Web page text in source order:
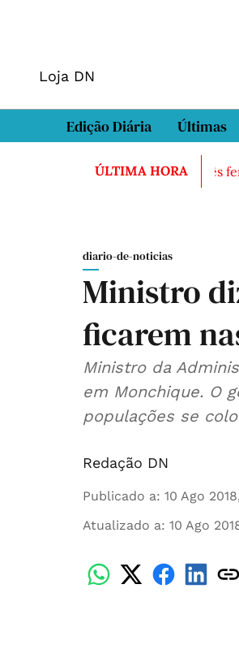
Loja DN
Edição Diária Últimas
ÚLTIMA HORA
morto em Sintra Três
diario-de-noticias
Ministro
ficarem
Ministro da
em Monchique. O
populações se
Redação DN
Publicado a: 10 Ago
Atualizado a: 10 Ago